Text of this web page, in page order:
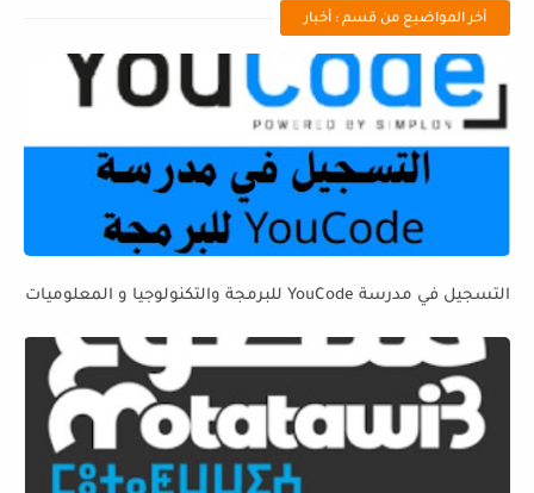
أخر المواضيع من قسم : أخبار
التسجيل في مدرسة YouCode للبرمجة والتكنولوجيا و المعلوميات